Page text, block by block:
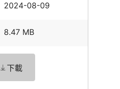
2024-08-09
8.47 MB
下載